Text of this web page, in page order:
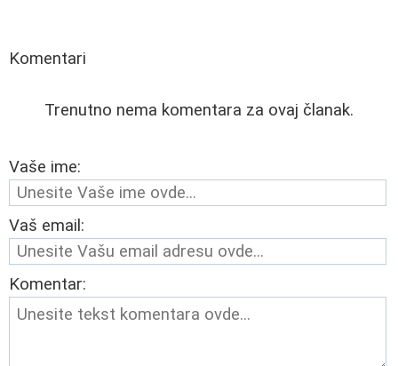
Komentari
Trenutno nema komentara za ovaj članak.
Vaše ime:
Vaš email:
Komentar: